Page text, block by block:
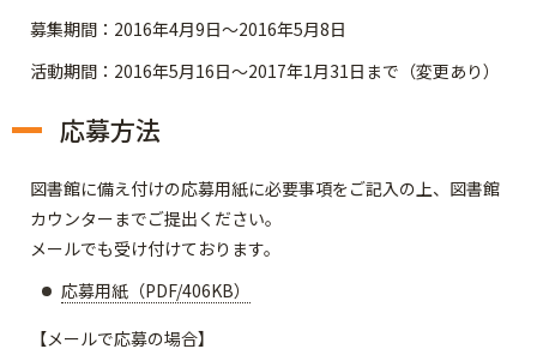
募集期間：2016年4月9日～2016年5月8日
活動期間：2016年5月16日～2017年1月31日まで（変更あり）
応募方法
図書館に備え付けの応募用紙に必要事項をご記入の上、図書館
カウンターまでご提出ください。
メールでも受け付けております。
応募用紙（PDF/406KB）
【メールで応募の場合】